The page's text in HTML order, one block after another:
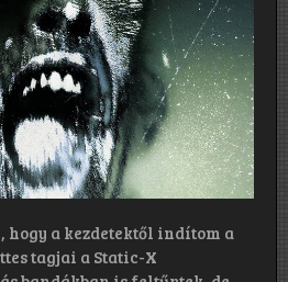
hogy a kezdetektől indítom a
tagjai a Static-X